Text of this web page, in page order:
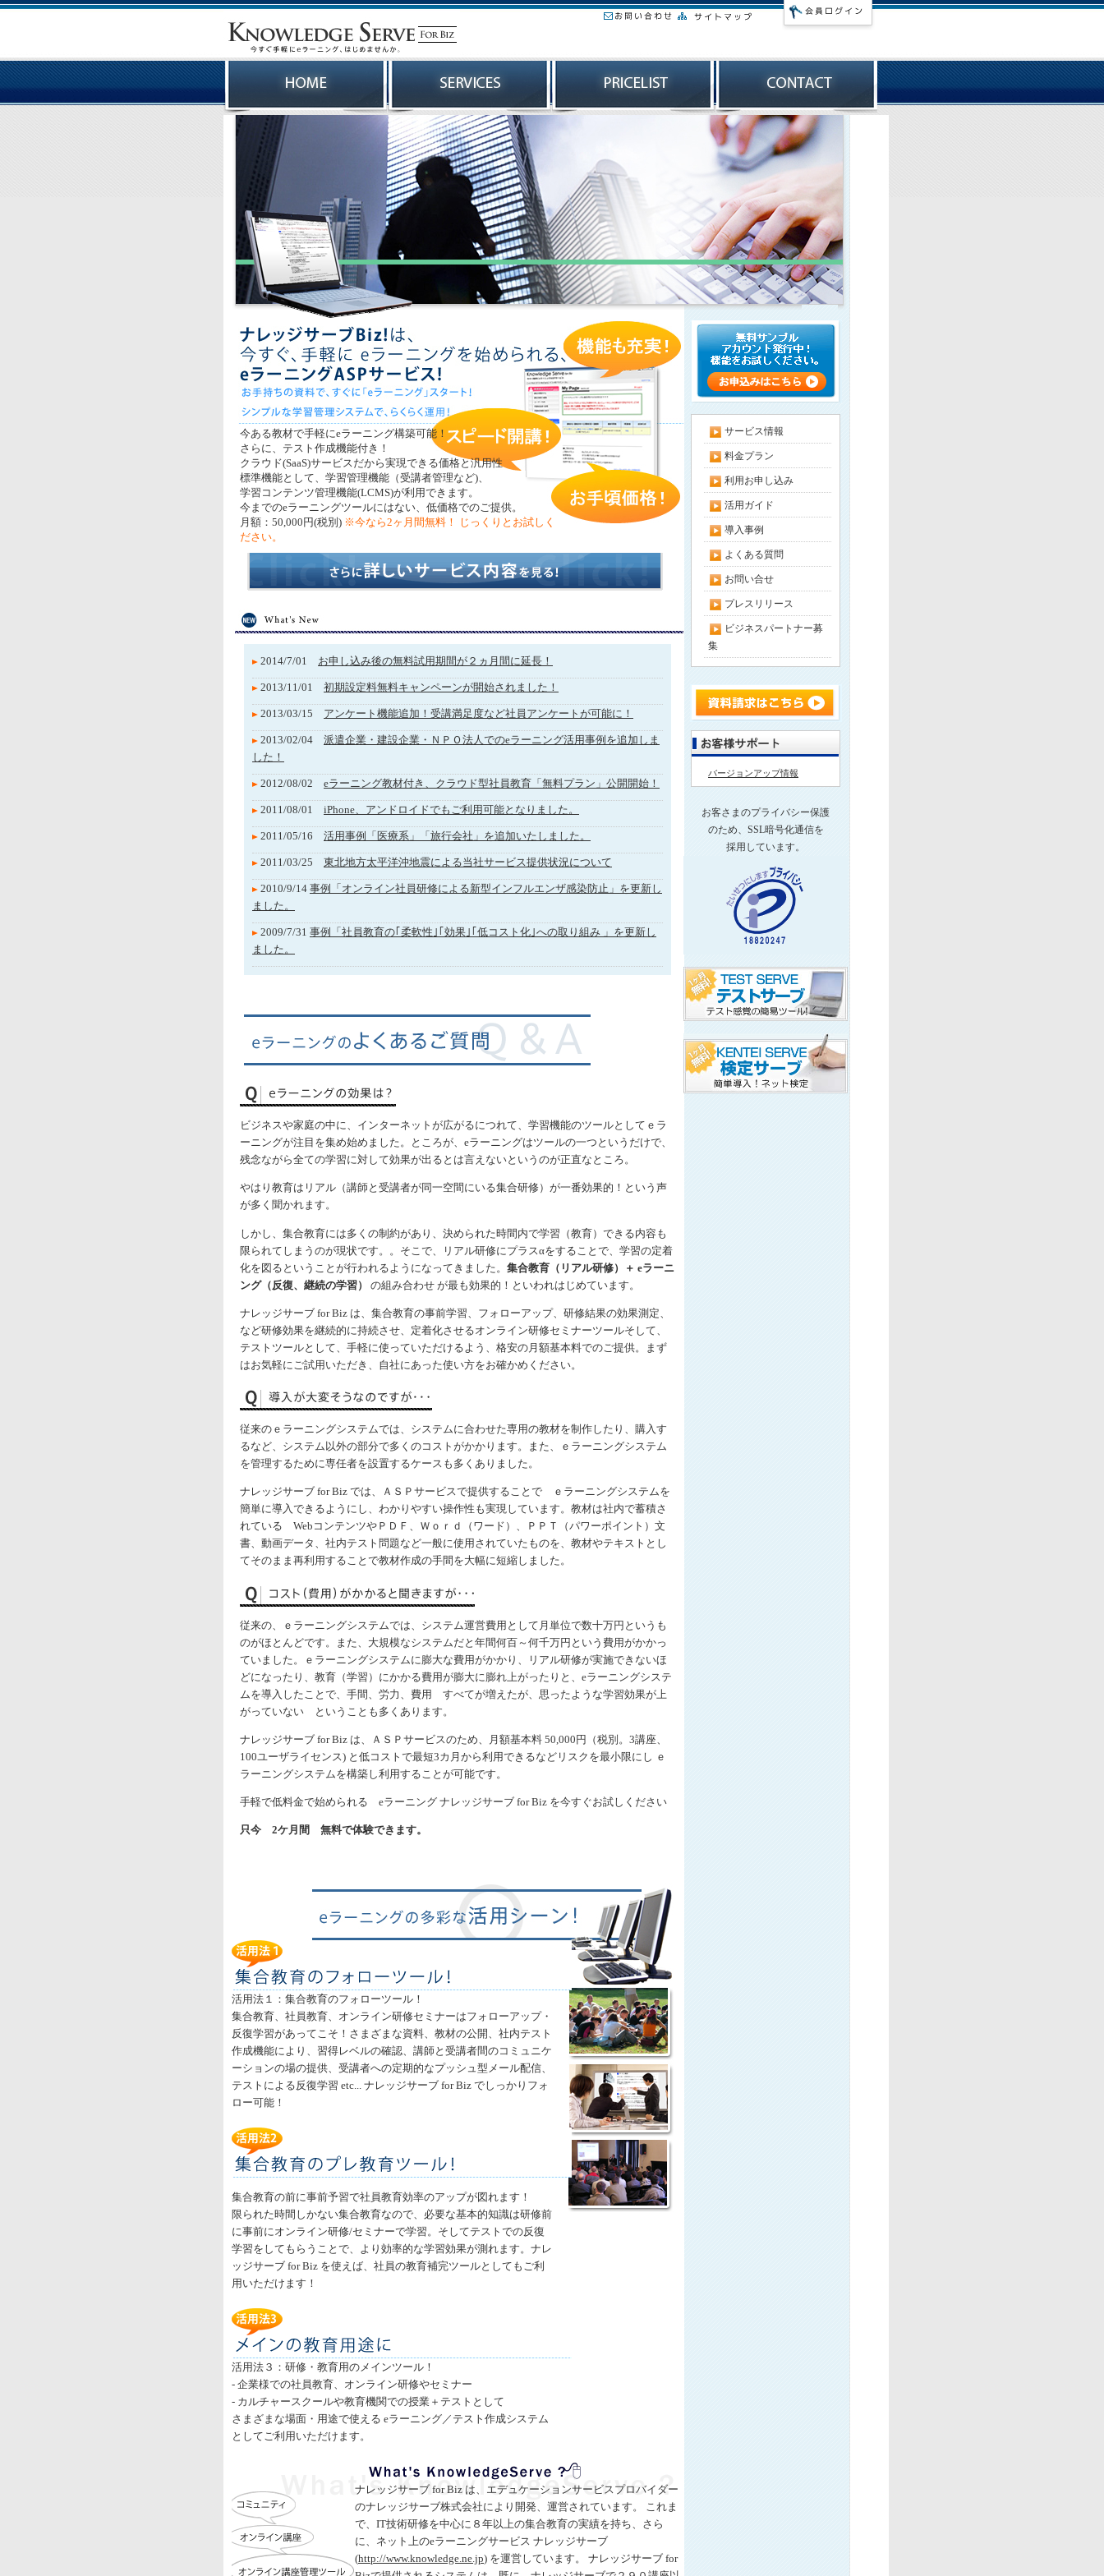
今ある教材で手軽にeラーニング構築可能！
さらに、テスト作成機能付き！
クラウド(SaaS)サービスだから実現できる価格と汎用性
標準機能として、学習管理機能（受講者管理など)、
学習コンテンツ管理機能(LCMS)が利用できます。
今までのeラーニングツールにはない、低価格でのご提供。
月額：50,000円(税別) ※今なら2ヶ月間無料！ じっくりとお試しく
ださい。
2014/7/01 お申し込み後の無料試用期間が２ヵ月間に延長！
2013/11/01 初期設定料無料キャンペーンが開始されました！
2013/03/15 アンケート機能追加！受講満足度など社員アンケートが可能に！
2013/02/04 派遣企業・建設企業・ＮＰＯ法人でのeラーニング活用事例を追加しま
した！
2012/08/02 eラーニング教材付き、クラウド型社員教育「無料プラン」公開開始！
2011/08/01 iPhone、アンドロイドでもご利用可能となりました。
2011/05/16 活用事例「医療系」「旅行会社」を追加いたしました。
2011/03/25 東北地方太平洋沖地震による当社サービス提供状況について
2010/9/14 事例「オンライン社員研修による新型インフルエンザ感染防止」を更新し
ました。
2009/7/31 事例「社員教育の｢柔軟性｣｢効果｣｢低コスト化｣への取り組み 」を更新し
ました。
ビジネスや家庭の中に、インターネットが広がるにつれて、学習機能のツールとしてｅラ
ーニングが注目を集め始めました。ところが、eラーニングはツールの一つというだけで、
残念ながら全ての学習に対して効果が出るとは言えないというのが正直なところ。
やはり教育はリアル（講師と受講者が同一空間にいる集合研修）が一番効果的！という声
が多く聞かれます。
しかし、集合教育には多くの制約があり、決められた時間内で学習（教育）できる内容も
限られてしまうのが現状です。。そこで、リアル研修にプラスαをすることで、学習の定着
化を図るということが行われるようになってきました。 集合教育（リアル研修）＋ eラーニ
ング（反復、継続の学習）
の組み合わせ が最も効果的！といわれはじめています。
ナレッジサーブ for Biz は、集合教育の事前学習、フォローアップ、研修結果の効果測定、
など研修効果を継続的に持続させ、定着化させるオンライン研修セミナーツールそして、
テストツールとして、手軽に使っていただけるよう、格安の月額基本料でのご提供。まず
はお気軽にご試用いただき、自社にあった使い方をお確かめください。
従来のｅラーニングシステムでは、システムに合わせた専用の教材を制作したり、購入す
るなど、システム以外の部分で多くのコストがかかります。また、ｅラーニングシステム
を管理するために専任者を設置するケースも多くありました。
ナレッジサーブ for Biz では、ＡＳＰサービスで提供することで ｅラーニングシステムを
簡単に導入できるようにし、わかりやすい操作性も実現しています。教材は社内で蓄積さ
れている WebコンテンツやＰＤＦ、Ｗｏｒｄ（ワード）、ＰＰＴ（パワーポイント）文
書、動画データ、社内テスト問題など一般に使用されていたものを、教材やテキストとし
てそのまま再利用することで教材作成の手間を大幅に短縮しました。
従来の、ｅラーニングシステムでは、システム運営費用として月単位で数十万円というも
のがほとんどです。また、大規模なシステムだと年間何百～何千万円という費用がかかっ
ていました。ｅラーニングシステムに膨大な費用がかかり、リアル研修が実施できないほ
どになったり、教育（学習）にかかる費用が膨大に膨れ上がったりと、eラーニングシステ
ムを導入したことで、手間、労力、費用 すべてが増えたが、思ったような学習効果が上
がっていない ということも多くあります。
ナレッジサーブ for Biz は、ＡＳＰサービスのため、月額基本料 50,000円（税別。3講座、
100ユーザライセンス) と低コストで最短3カ月から利用できるなどリスクを最小限にし ｅ
ラーニングシステムを構築し利用することが可能です。
手軽で低料金で始められる eラーニング ナレッジサーブ for Biz を今すぐお試しください
只今 2ケ月間 無料で体験できます。
活用法１：集合教育のフォローツール！
集合教育、社員教育、オンライン研修セミナーはフォローアップ・
反復学習があってこそ！さまざまな資料、教材の公開、社内テスト
作成機能により、習得レベルの確認、講師と受講者間のコミュニケ
ーションの場の提供、受講者への定期的なプッシュ型メール配信、
テストによる反復学習 etc... ナレッジサーブ for Biz でしっかりフォ
ロー可能！
集合教育の前に事前予習で社員教育効率のアップが図れます！
限られた時間しかない集合教育なので、必要な基本的知識は研修前
に事前にオンライン研修/セミナーで学習。そしてテストでの反復
学習をしてもらうことで、より効率的な学習効果が測れます。ナレ
ッジサーブ for Biz を使えば、社員の教育補完ツールとしてもご利
用いただけます！
活用法３：研修・教育用のメインツール！
- 企業様での社員教育、オンライン研修やセミナー
- カルチャースクールや教育機関での授業＋テストとして
さまざまな場面・用途で使える eラーニング／テスト作成システム
としてご利用いただけます。
ナレッジサーブ for Biz は、エデュケーションサービスプロバイダー
のナレッジサーブ株式会社により開発、運営されています。 これま
で、IT技術研修を中心に８年以上の集合教育の実績を持ち、さら
に、ネット上のeラーニングサービス ナレッジサーブ
(http://www.knowledge.ne.jp) を運営しています。 ナレッジサーブ for
サービス情報
料金プラン
利用お申し込み
活用ガイド
導入事例
よくある質問
お問い合せ
プレスリリース
ビジネスパートナー募
集
バージョンアップ情報
お客さまのプライバシー保護
のため、SSL暗号化通信を
採用しています。